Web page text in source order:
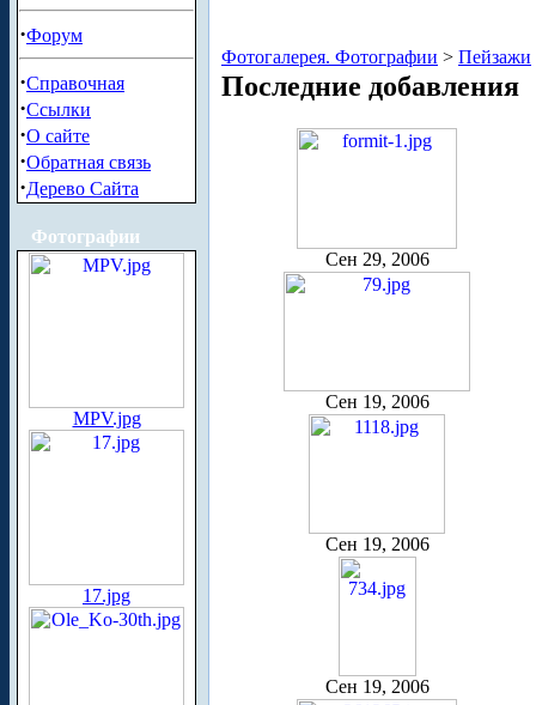
·Форум
·Справочная
·Ссылки
·О сайте
·Обратная связь
·Дерево Сайта
Фотографии
MPV.jpg
17.jpg
Фотогалерея. Фотографии > Пейзажи
Последние добавления
Сен 29, 2006
Сен 19, 2006
Сен 19, 2006
Сен 19, 2006